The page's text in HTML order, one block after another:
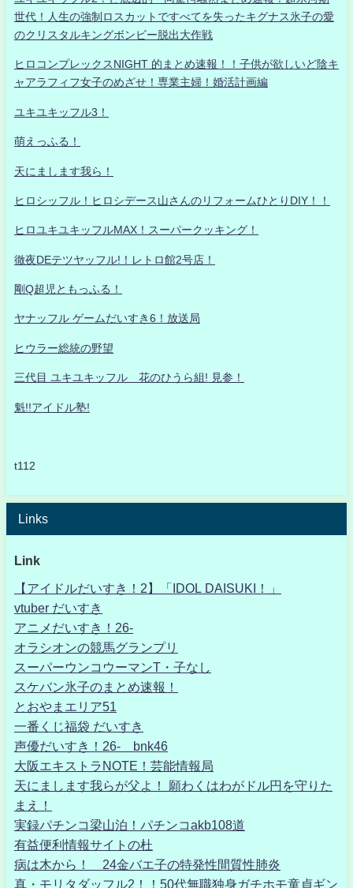
世代！人生の強制ロスカットですべてを失ったキグナス氷子の愛
のクリスタルキングボンビー脱出大作戦
ヒロコンプレックスNIGHT 的まとめ速報！！子供が欲しいど陰キ
ャアラフィフ女子のめざせ！専業主婦！婚活計画編
ユキユキッフル3！
萌えっふる！
天にまします我ら！
ヒロシッフル！ヒロシデース山さんのリフォームひとりDIY！！
ヒロユキユキッフルMAX！スーパークッキング！
徹夜DEテツヤッフル!！レトロ館2号店！
剛Q超児ともっふる！
ヤナッフル ゲームだいすき6！放送局
ヒウラー総統の野望
三代目 ユキユキッフル 花のひうら組! 見参！
魁!!アイドル塾!
t112
Links
Link
【アイドルだいすき！2】「IDOL DAISUKI！」
vtuber だいすき
アニメだいすき！26-
オラシオンの競馬グランプリ
スーパーウンコウーマンT・子なし
スケバン氷子のまとめ速報！
とおやまエリア51
一番くじ福袋 だいすき
声優だいすき！26- bnk46
大阪エキストラNOTE！芸能情報局
天にまします我らが父よ！ 願わくはわがドル円を守りた
まえ！
実録パチンコ梁山泊！パチンコakb108道
有益便利情報サイトの杜
病は木から！ 24金バエ子の特発性間質性肺炎
真・モリタダッフル2！！50代無職独身ガチホモ童貞ギン